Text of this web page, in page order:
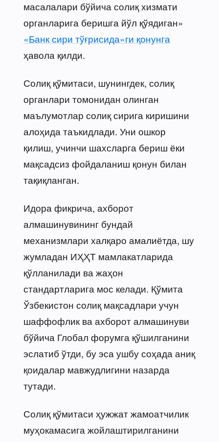
масалалари бўйича солиқ хизмати
органларига беришга йўл қўядиган»
«Банк сири тўғрисида»ги қонунга
ҳавола қилди.
Солиқ қўмитаси, шунингдек, солиқ
органлари томонидан олинган
маълумотлар солиқ сирига киришини
алоҳида таъкидлади. Уни ошкор
қилиш, учинчи шахсларга бериш ёки
мақсадсиз фойдаланиш қонун билан
тақиқланган.
Идора фикрича, ахборот
алмашинувининг бундай
механизмлари халқаро амалиётда, шу
жумладан ИҲҲТ мамлакатларида
қўлланилади ва жаҳон
стандартларига мос келади. Қўмита
Ўзбекистон солиқ мақсадлари учун
шаффофлик ва ахборот алмашинуви
бўйича Глобал форумга қўшилганини
эслатиб ўтди, бу эса ушбу соҳада аниқ
қоидалар мавжудлигини назарда
тутади.
Солиқ қўмитаси ҳужжат жамоатчилик
муҳокамасига жойлаштирилганини